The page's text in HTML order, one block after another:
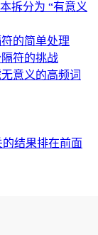
拆分为 “有意义
的简单处理
符的挑战
意义的高频词
结果排在前面